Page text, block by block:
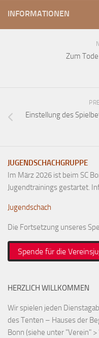
Verein
Datenschutzordnung
Ausschreibungen
Links
INFORMATIONEN
Zum
Einstellung des
JUGENDSCHACHGRUPPE
Im März 2026 ist beim SC
Jugendtrainings gestartet.
Jugendschach
Die Fortsetzung unseres
Spende für die
HERZLICH WILLKOMMEN
Wir spielen jeden
des Tenten – Hauses der
Bonn (siehe unter "Verein" >